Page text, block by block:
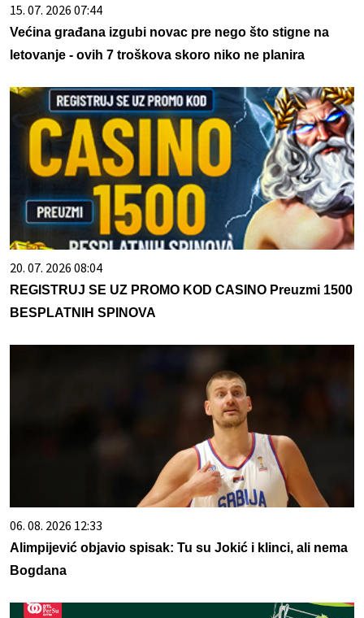
15. 07. 2026 07:44
Većina građana izgubi novac pre nego što stigne na
letovanje - ovih 7 troškova skoro niko ne planira
20. 07. 2026 08:04
REGISTRUJ SE UZ PROMO KOD CASINO Preuzmi 1500
BESPLATNIH SPINOVA
06. 08. 2026 12:33
Alimpijević objavio spisak: Tu su Jokić i klinci, ali nema
Bogdana